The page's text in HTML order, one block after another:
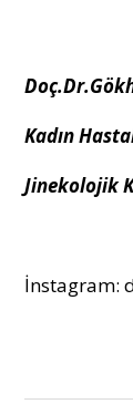
Kadın
Jinekolojik
İnstagram: